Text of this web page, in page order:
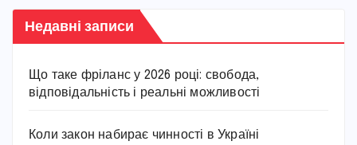
Недавні записи
Що таке фріланс у 2026 році: свобода,
відповідальність і реальні можливості
Коли закон набирає чинності в Україні